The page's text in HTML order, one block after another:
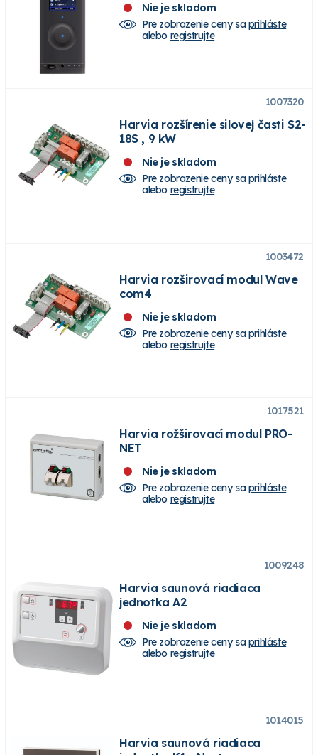
Nie je skladom
Pre zobrazenie ceny saprihláste
alebo registrujte
1007320
Harvia rozšírenie silovej časti S2-
18S , 9 kW
Nie je skladom
Pre zobrazenie ceny saprihláste
alebo registrujte
1003472
Harvia rozširovací modul Wave
com4
Nie je skladom
Pre zobrazenie ceny saprihláste
alebo registrujte
1017521
Harvia rožširovací modul PRO-
NET
Nie je skladom
Pre zobrazenie ceny saprihláste
alebo registrujte
1009248
Harvia saunová riadiaca
jednotka A2
Nie je skladom
Pre zobrazenie ceny saprihláste
alebo registrujte
1014015
Harvia saunová riadiaca